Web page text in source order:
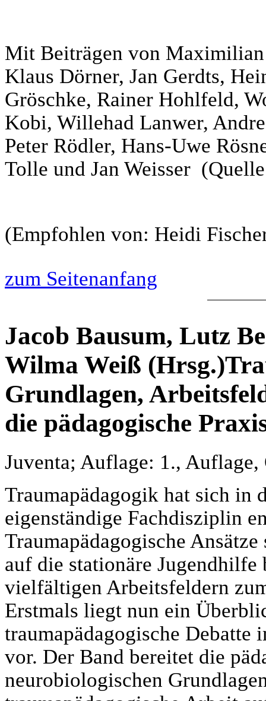
Mit Beiträgen von
Klaus Dörner, Jan Gerdts,
Gröschke, Rainer Hohlfeld,
Kobi, Willehad Lanwer,
Peter Rödler, Hans-Uwe
Tolle und Jan Weisser
(Empfohlen von: Heidi
zum Seitenanfang
Jacob Bausum, Lutz
Wilma Weiß
Grundlagen,
die pädagogische
Juventa; Auflage: 1.,
Traumapädagogik hat sich in
eigenständige Fachdisziplin
Traumapädagogische
auf die stationäre
vielfältigen Arbeitsfeldern
Erstmals liegt nun ein
traumapädagogische Debatte
vor. Der Band bereitet die
neurobiologischen